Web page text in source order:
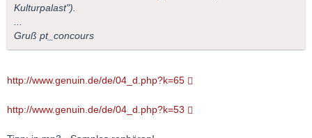
Kulturpalast").
Gruß pt_concours
http://www.genuin.de/de/04_d.php?k=65
http://www.genuin.de/de/04_d.php?k=53